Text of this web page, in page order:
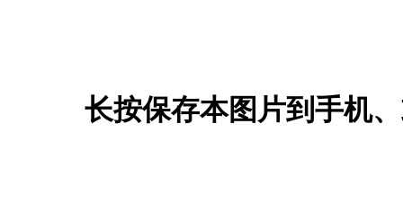
长按保存本图片到手机